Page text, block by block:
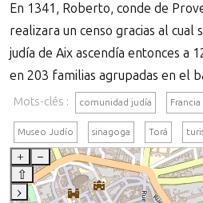
En 1341, Roberto, conde de
realizara un censo gracias al cual
judía de Aix ascendía entonces a
en 203 familias agrupadas en el
Mots-clés : comunidad judía Francia
Museo Judío sinagoga Torá
+
–
⇧
›